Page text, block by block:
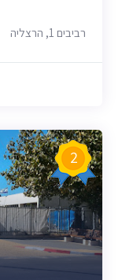
רביבים 1, הרצליה
2